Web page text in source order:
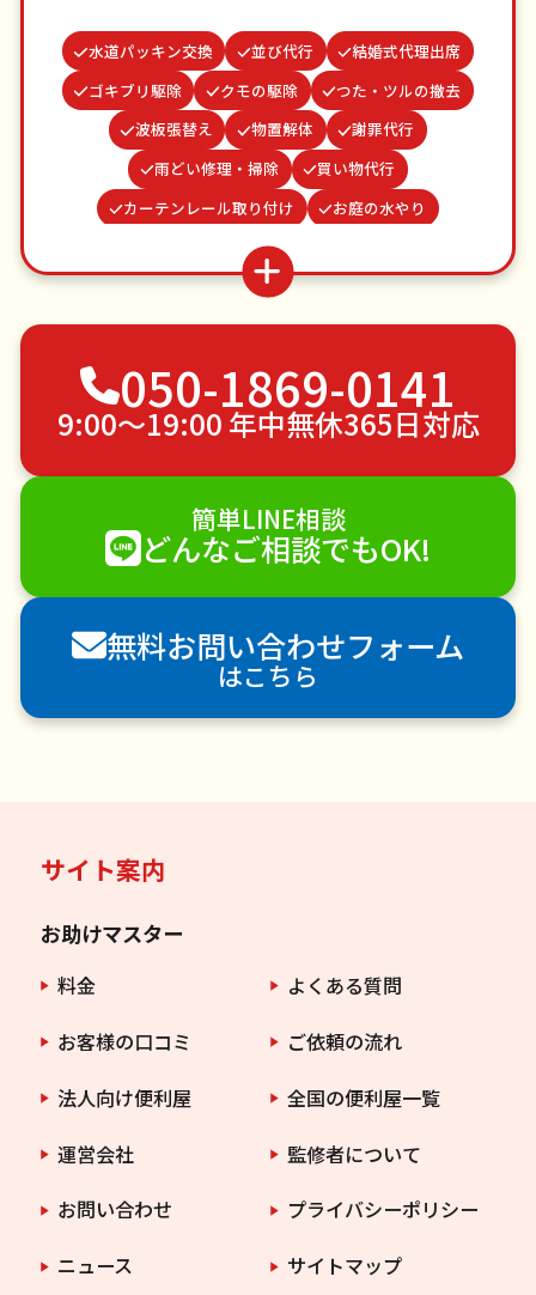
水道パッキン交換 並び代行
結婚式代理出席
ゴキブリ駆除
クモの駆除
つた・ツルの撤去
波板張替え
物置解体
謝罪代行
雨どい修理・掃除
買い物代行
カーテンレール取り付け
お庭の水やり
場所取り代行
家具組立
病院付き添い
お墓参り代行
ベランダ掃除
遺品整理・生前整理
不用品回収
ゴミ屋敷片付け
引っ越し
植木の剪定
植木の伐採
手すり取り付け
ペットのお世話
エアコンクリーニング
DIY・日曜大工
ハウスクリーニング
雪かき・雪下ろし
襖（ふすま）の張替え
空き家管理
各種代行
害獣駆除
防草シート施工
ナメクジ駆除
害虫駆除
050-1869-0141
9:00〜19:00 年中無休365日対応
簡単LINE相談
どんなご相談でもOK!
無料お問い合わせフォーム
はこちら
サイト案内
お助けマスター
料金
よくある質問
お客様の口コミ
ご依頼の流れ
法人向け便利屋
全国の便利屋一覧
運営会社
監修者について
お問い合わせ
プライバシーポリシー
ニュース
サイトマップ